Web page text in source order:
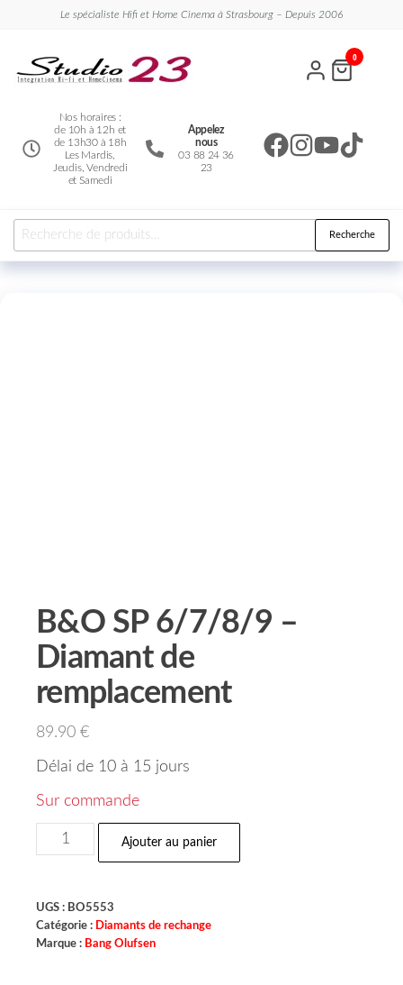
Le spécialiste Hifi et Home Cinema à Strasbourg – Depuis 2006
Nos horaires :
de 10h à 12h et
de 13h30 à 18h
Les Mardis,
Jeudis, Vendredi
et Samedi
Appelez
nous
03 88 24 36
23
0
Recherche
B&O SP 6/7/8/9 –
Diamant de
remplacement
89.90 €
Délai de 10 à 15 jours
Sur commande
Ajouter au panier
UGS : BO5553
Catégorie : Diamants de rechange
Marque : Bang Olufsen